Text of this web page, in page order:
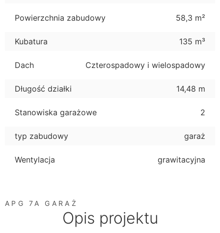
Powierzchnia zabudowy 58,3 m²
Kubatura 135 m³
Dach Czterospadowy i wielospadowy
Długość działki 14,48 m
Stanowiska garażowe 2
typ zabudowy garaż
Wentylacja grawitacyjna
APG 7A GARAŻ
Opis projektu